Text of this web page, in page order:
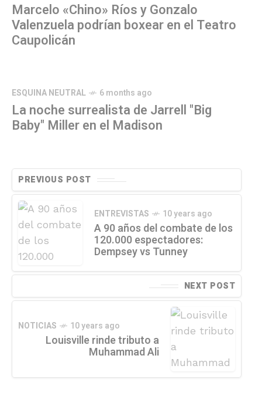
Marcelo «Chino» Ríos y Gonzalo
Valenzuela podrían boxear en el Teatro
Caupolicán
ESQUINA NEUTRAL 6 months ago
La noche surrealista de Jarrell "Big
Baby" Miller en el Madison
PREVIOUS POST
ENTREVISTAS 10 years ago
A 90 años del combate de los
120.000 espectadores:
Dempsey vs Tunney
NEXT POST
NOTICIAS 10 years ago
Louisville rinde tributo a
Muhammad Ali